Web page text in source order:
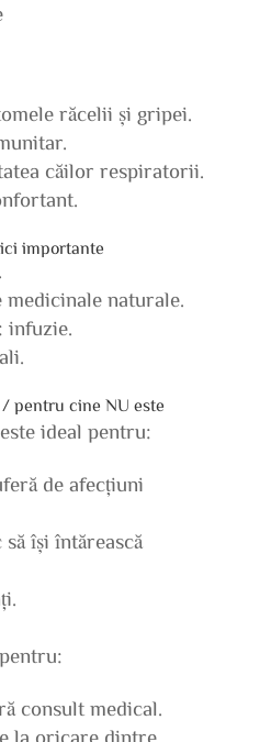
răcelii și gripei.
căilor respiratorii.
importante
naturale.
infuzie.
pentru cine NU este
ideal pentru:
de afecțiuni
își întărească
consult medical.
la oricare dintre